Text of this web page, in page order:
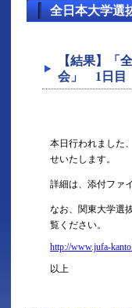
全日本大学選
【結果】「
会」 1日目
本日行われました
せいたします。
詳細は、添付ファ
なお、関東大学選
覧ください。
http://www.jufa-
以上